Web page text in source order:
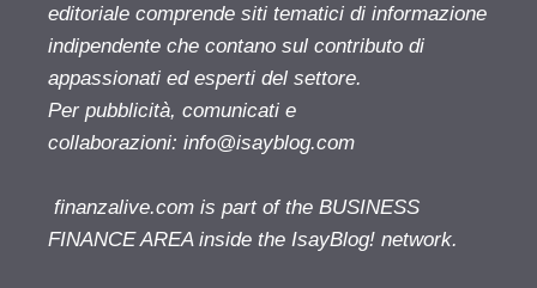
editoriale comprende siti tematici di informazione
indipendente che contano sul contributo di
appassionati ed esperti del settore.
Per pubblicità, comunicati e
collaborazioni: info@isayblog.com
finanzalive.com is part of the BUSINESS
FINANCE AREA inside the IsayBlog! network.